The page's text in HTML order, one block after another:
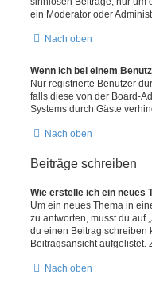
ein Moderator oder
Nach oben
Wenn ich bei einem
Nur registrierte Benutzer
falls diese von der Board-
Systems durch Gäste
Nach oben
Beiträge schreiben
Wie erstelle ich ein neues
Um ein neues Thema in
zu antworten, musst du auf
du einen Beitrag schreiben
Beitragsansicht aufgelistet.
Nach oben